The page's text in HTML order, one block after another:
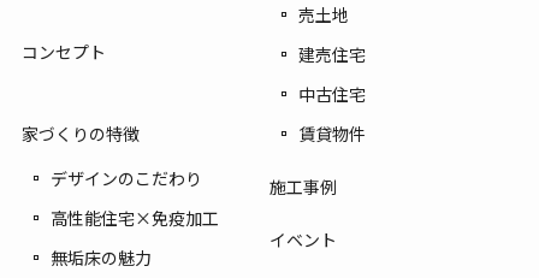
コンセプト
家づくりの特徴
デザインのこだわり
高性能住宅×免疫加工
無垢床の魅力
売土地
建売住宅
中古住宅
賃貸物件
施工事例
イベント